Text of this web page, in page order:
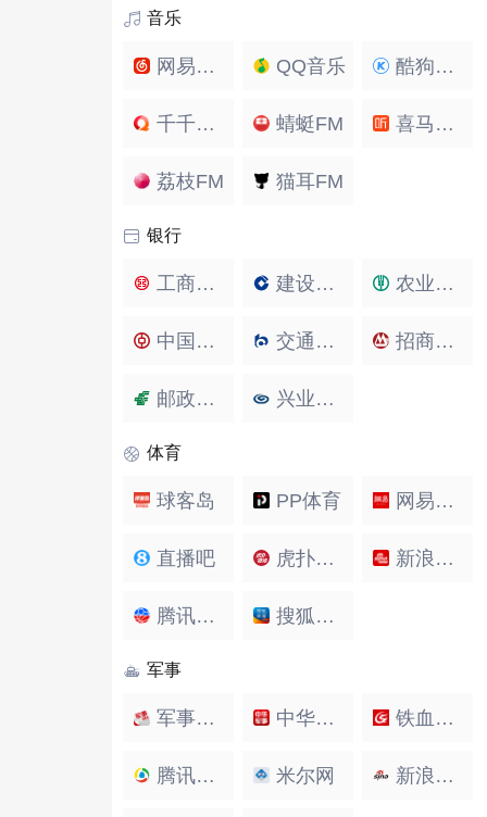
音乐
网易云音乐 QQ音乐 酷狗音乐
千千音乐 蜻蜓FM 喜马拉雅
荔枝FM 猫耳FM
银行
工商银行 建设银行 农业银行
中国银行 交通银行 招商银行
邮政储蓄银行 兴业银行
体育
球客岛 PP体育 网易体育
直播吧 虎扑体育 新浪体育
腾讯体育 搜狐体育
军事
军事头条 中华网军事 铁血军事
腾讯军事 米尔网 新浪军事